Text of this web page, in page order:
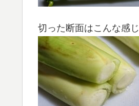
切った断面はこんな感じ